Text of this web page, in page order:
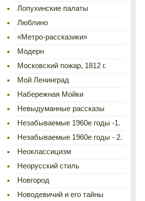
Лопухинские палаты
Люблино
«Метро-рассказики»
Модерн
Московский пожар, 1812 г.
Мой Ленинград
Набережная Мойки
Невыдуманные рассказы
Незабываемые 1960е годы -1.
Незабываемые 1960е годы - 2.
Неоклассицизм
Неорусский стиль
Новгород
Новодевичий и его тайны